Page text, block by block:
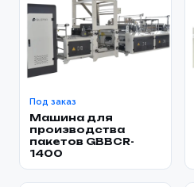
Под заказ
Машина для
производства
пакетов GBBCR-
1400